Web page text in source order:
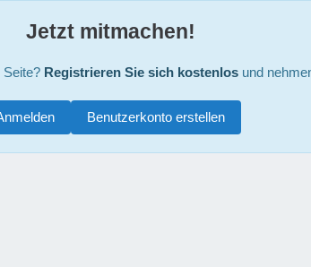
Jetzt mitmachen!
Seite? Registrieren Sie sich kostenlosund
Benutzerkonto erstellen